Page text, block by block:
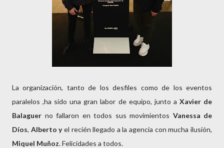
La organización, tanto de los desfiles como de los eventos
paralelos ,ha sido una gran labor de equipo, junto a Xavier de
Balaguer no fallaron en todos sus movimientos Vanessa de
Díos, Alberto yel recién llegado a la agencia con mucha ilusión,
Miquel Muñoz. Felicidades a todos.